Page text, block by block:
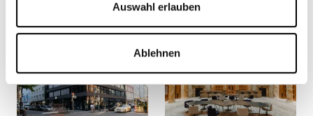
Auswahl erlauben
Ablehnen